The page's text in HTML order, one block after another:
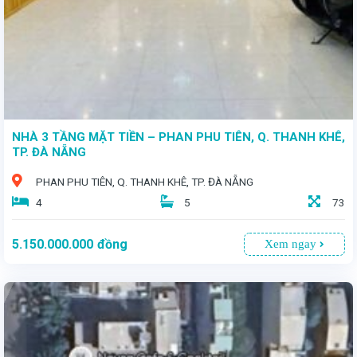
NHÀ 3 TẦNG MẶT TIỀN – PHAN PHU TIÊN, Q. THANH KHÊ,
TP. ĐÀ NẴNG
PHAN PHU TIÊN, Q. THANH KHÊ, TP. ĐÀ NẴNG
4
5 73
5.150.000.000 đồng Xem ngay